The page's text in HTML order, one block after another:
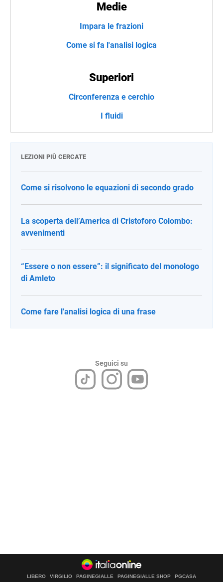
Medie
Impara le frazioni
Come si fa l'analisi logica
Superiori
Circonferenza e cerchio
I fluidi
LEZIONI PIÙ CERCATE
Come si risolvono le equazioni di secondo grado
La scoperta dell’America di Cristoforo Colombo:
avvenimenti
“Essere o non essere”: il significato del monologo
di Amleto
Come fare l'analisi logica di una frase
Seguici su
LIBERO VIRGILIO PAGINEGIALLE PAGINEGIALLE SHOP PGCASA